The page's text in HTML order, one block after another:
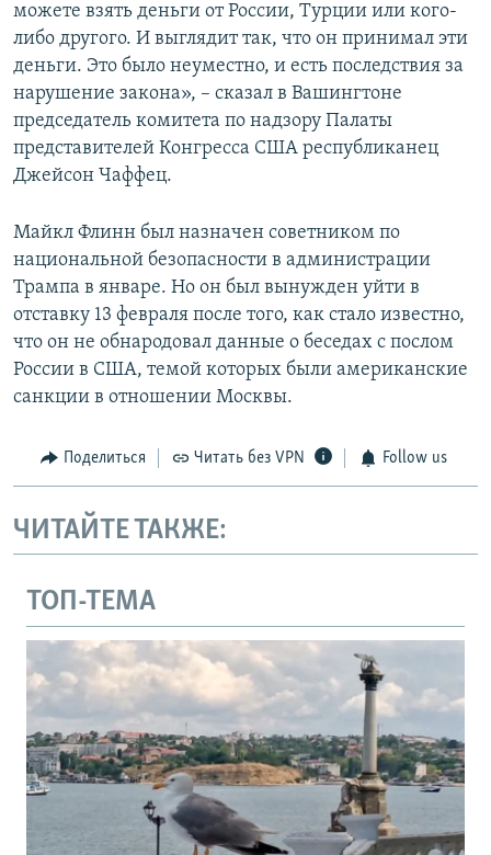
можете взять деньги от России, Турции или кого-
либо другого. И выглядит так, что он принимал эти
деньги. Это было неуместно, и есть последствия за
нарушение закона», – сказал в Вашингтоне
председатель комитета по надзору Палаты
представителей Конгресса США республиканец
Джейсон Чаффец.
Майкл Флинн был назначен советником по
национальной безопасности в администрации
Трампа в январе. Но он был вынужден уйти в
отставку 13 февраля после того, как стало известно,
что он не обнародовал данные о беседах с послом
России в США, темой которых были американские
санкции в отношении Москвы.
Поделиться Читать без VPN Follow us
ЧИТАЙТЕ ТАКЖЕ:
ТОП-ТЕМА